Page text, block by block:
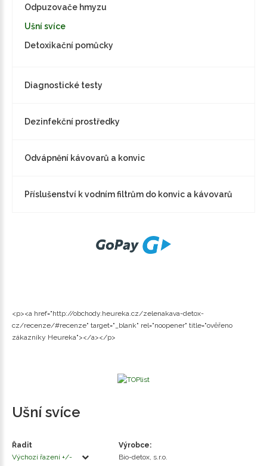
Odpuzovače hmyzu
Ušní svíce
Detoxikační pomůcky
Diagnostické testy
Dezinfekční prostředky
Odvápnění kávovarů a konvic
Příslušenství k vodním filtrům do konvic a kávovarů
<p><a href="http://obchody.heureka.cz/zelenakava-detox-
cz/recenze/#recenze" target="_blank" rel="noopener" title="ověřeno
zákazníky Heureka"></a></p>
Ušní svíce
Řadit
Výchozí řazení +/-
Výrobce:
Bio-detox, s.r.o.